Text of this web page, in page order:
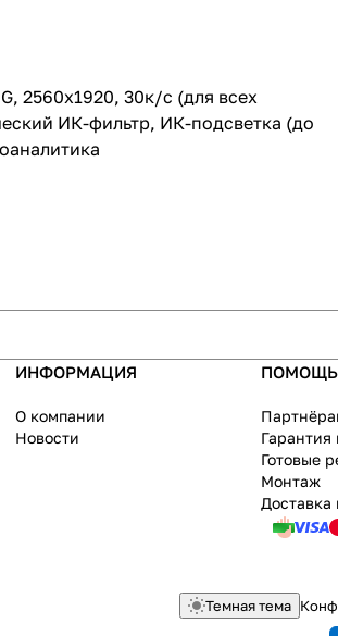
2560x1920, 30к/c (для всех
ИК-фильтр, ИК-подсветка (до
ИНФОРМАЦИЯ
О компании
Новости
ПОМОЩЬ
Гарантия
Готовые
Монтаж
Доставка
Темная тема